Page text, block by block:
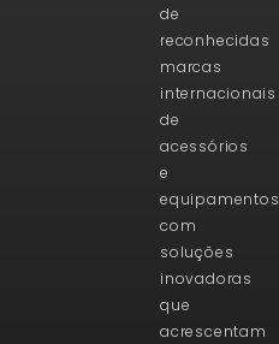
de
reconhecidas
marcas
internacionais
de
acessórios
e
equipamentos
com
soluções
inovadoras
que
acrescentam